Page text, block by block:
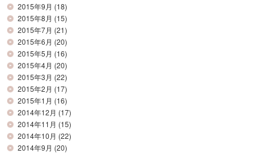
2015年9月 (18)
2015年8月 (15)
2015年7月 (21)
2015年6月 (20)
2015年5月 (16)
2015年4月 (20)
2015年3月 (22)
2015年2月 (17)
2015年1月 (16)
2014年12月 (17)
2014年11月 (15)
2014年10月 (22)
2014年9月 (20)